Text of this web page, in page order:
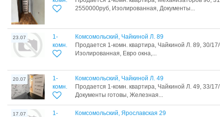
2550000руб, Изолированная, Документы...
23.07
1-
комн.
Комсомольский, Чайкиной Л. 89
Продается 1-комн. квартира, Чайкиной Л. 89, 30/
Изолированная, Евро окна,...
20.07
1-
комн.
Комсомольский, Чайкиной Л. 49
Продается 1-комн. квартира, Чайкиной Л. 49, 33/
Документы готовы, Железная...
17.07
1-
Комсомольский, Ярославская 29